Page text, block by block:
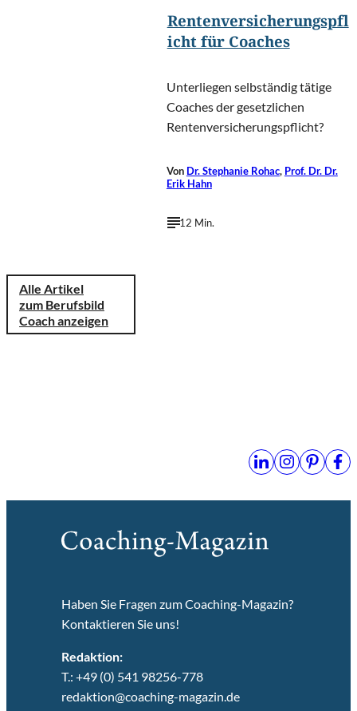
Rentenversicherungspfl
icht für Coaches
Unterliegen selbständig tätige
Coaches der gesetzlichen
Rentenversicherungspflicht?
Von Dr. Stephanie Rohac, Prof. Dr. Dr.
Erik Hahn
12 Min.
Alle Artikel
zum Berufsbild
Coach anzeigen
Haben Sie Fragen zum Coaching-Magazin?
Kontaktieren Sie uns!
Redaktion:
T.: +49 (0) 541 98256-778
redaktion@coaching-magazin.de